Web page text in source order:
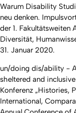
Warum Disability
neu denken.
der 1.
Diversität,
31. Januar 2020.
un/doing dis/ability -
sheltered and
Konferenz „Histories,
International,